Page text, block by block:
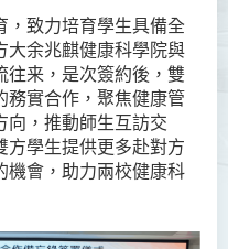
，致力培育學生具備全
大余兆麒健康科學院與
往来，是次簽約後，雙
務實合作，聚焦健康管
向，推動師生互訪交
方學生提供更多赴對方
機會，助力兩校健康科